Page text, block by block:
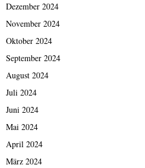
Dezember 2024
November 2024
Oktober 2024
September 2024
August 2024
Juli 2024
Juni 2024
Mai 2024
April 2024
März 2024